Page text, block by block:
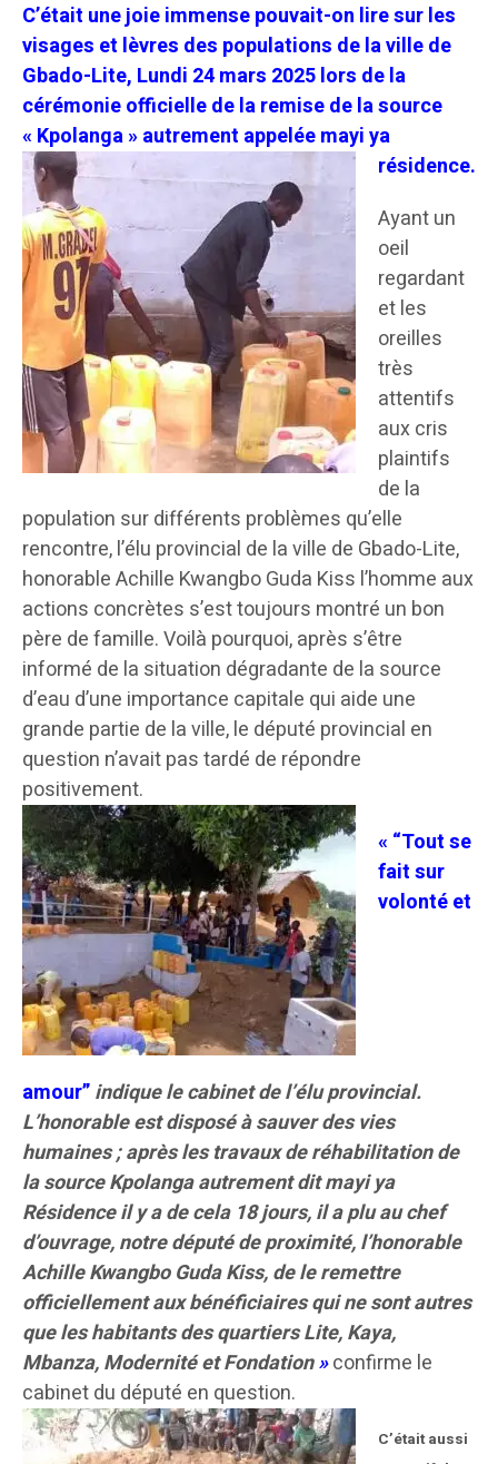
C’était une joie immense pouvait-on lire sur les
visages et lèvres des populations de la ville de
Gbado-Lite, Lundi 24 mars 2025 lors de la
cérémonie officielle de la remise de la source
« Kpolanga » autrement appelée mayi ya
résidence.
Ayant un
oeil
regardant
et les
oreilles
très
attentifs
aux cris
plaintifs
de la
population sur différents problèmes qu’elle
rencontre, l’élu provincial de la ville de Gbado-Lite,
honorable Achille Kwangbo Guda Kiss l’homme aux
actions concrètes s’est toujours montré un bon
père de famille. Voilà pourquoi, après s’être
informé de la situation dégradante de la source
d’eau d’une importance capitale qui aide une
grande partie de la ville, le député provincial en
question n’avait pas tardé de répondre
positivement.
« “Tout se
fait sur
volonté et
amour”indique le cabinet de l’élu provincial.
L’honorable est disposé à sauver des vies
humaines ; après les travaux de réhabilitation de
la source Kpolanga autrement dit mayi ya
Résidence il y a de cela 18 jours, il a plu au chef
d’ouvrage, notre député de proximité, l’honorable
Achille Kwangbo Guda Kiss, de le remettre
officiellement aux bénéficiaires qui ne sont autres
que les habitants des quartiers Lite, Kaya,
Mbanza, Modernité et Fondation»confirme le
cabinet du député en question.
C’était aussi